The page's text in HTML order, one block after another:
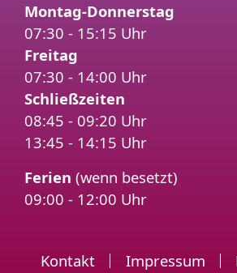
Montag-Donnerstag
07:30 - 15:15 Uhr
Freitag
07:30 - 14:00 Uhr
Schließzeiten
08:45 - 09:20 Uhr
13:45 - 14:15 Uhr
Ferien (wenn besetzt)
09:00 - 12:00 Uhr
Kontakt Impressum